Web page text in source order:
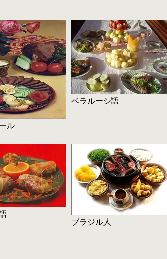
ル
ベラルーシ語
ブラジル人